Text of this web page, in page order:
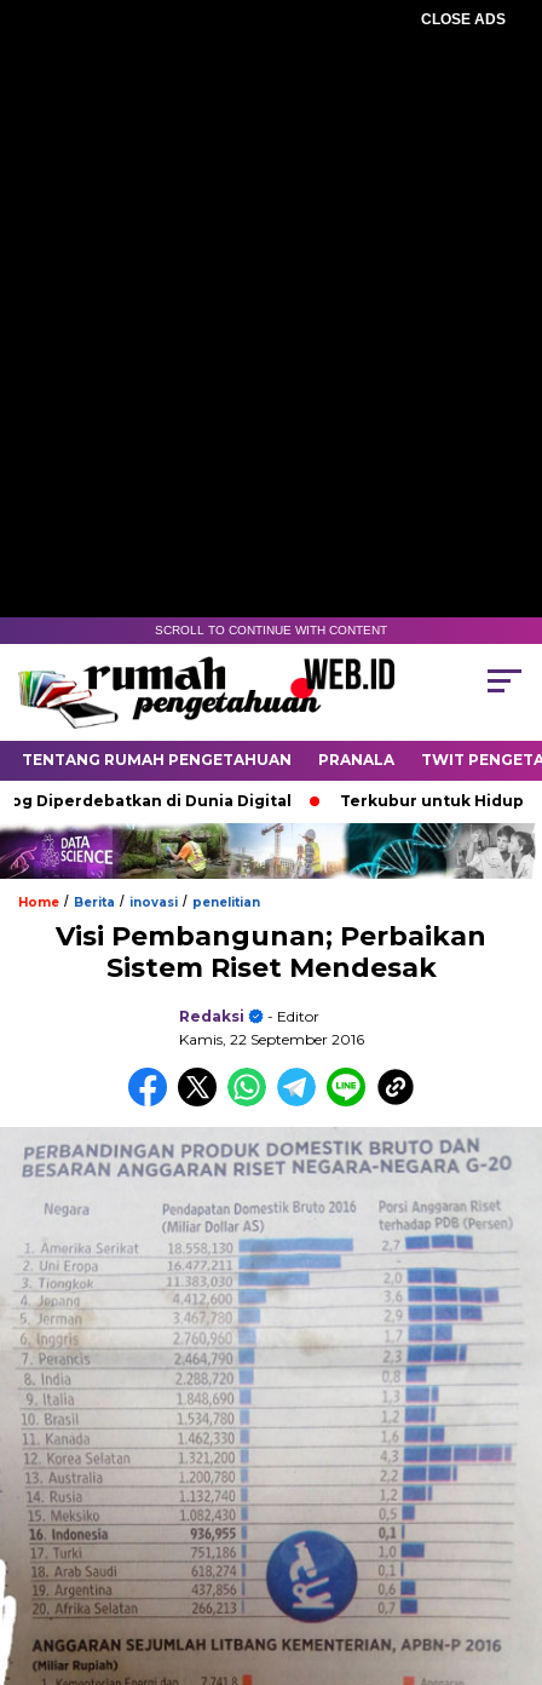
CLOSE ADS
SCROLL TO CONTINUE WITH CONTENT
TENTANG RUMAH PENGETAHUAN PRANALA TWIT
di Dunia Digital Terkubur untuk Hidup
Home / Berita / inovasi / penelitian
Visi Pembangunan; Perbaikan
Sistem Riset Mendesak
Redaksi
- Editor
Kamis, 22 September 2016